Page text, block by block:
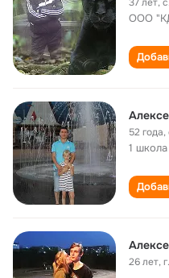
ООО
52 года,
1 школа
26 лет,